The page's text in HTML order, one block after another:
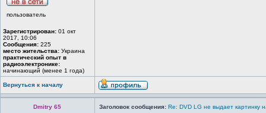
пользователь
Зарегистрирован: 01 окт
2017, 10:06
Сообщения: 225
место жительства: Украина
практический опыт в
радиоэлектронике:
начинающий (менее 1 года)
Вернуться к началу
Dmitry 65 Заголовок сообщения: Re: DVD LG не выдает картинку